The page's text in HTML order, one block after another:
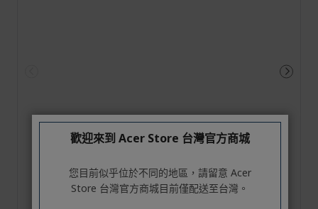
歡迎來到 Acer Store 台灣官方商城
您目前似乎位於不同的地區，請留意 Acer
Store 台灣官方商城目前僅配送至台灣。